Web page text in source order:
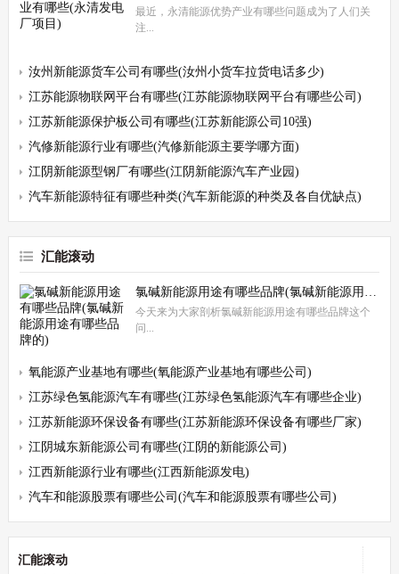
最近，永清能源优势产业有哪些问题成为了人们关
注...
汝州新能源货车公司有哪些(汝州小货车拉货电话多少)
江苏能源物联网平台有哪些(江苏能源物联网平台有哪些公司)
江苏新能源保护板公司有哪些(江苏新能源公司10强)
汽修新能源行业有哪些(汽修新能源主要学哪方面)
江阴新能源型钢厂有哪些(江阴新能源汽车产业园)
汽车新能源特征有哪些种类(汽车新能源的种类及各自优缺点)
汇能滚动
氯碱新能源用途有哪些品牌(氯碱新能源用途有哪些品牌的)
今天来为大家剖析氯碱新能源用途有哪些品牌这个
问...
氧能源产业基地有哪些(氧能源产业基地有哪些公司)
江苏绿色氢能源汽车有哪些(江苏绿色氢能源汽车有哪些企业)
江苏新能源环保设备有哪些(江苏新能源环保设备有哪些厂家)
江阴城东新能源公司有哪些(江阴的新能源公司)
江西新能源行业有哪些(江西新能源发电)
汽车和能源股票有哪些公司(汽车和能源股票有哪些公司)
汇能滚动